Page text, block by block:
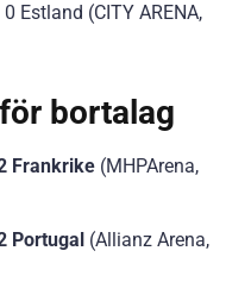
Estland (CITY ARENA,
bortalag
Frankrike (MHPArena,
Portugal (Allianz Arena,